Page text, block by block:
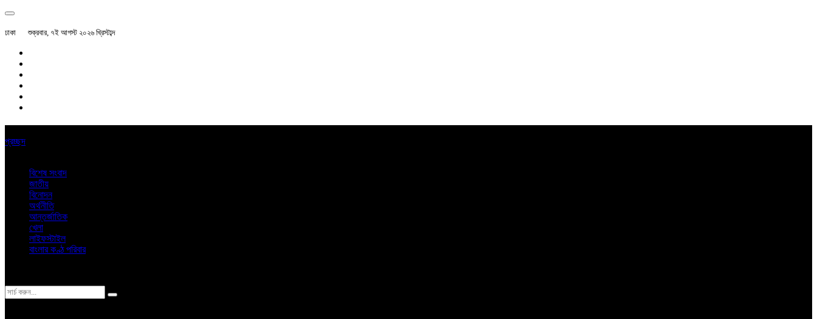
ঢাকা শুক্রবার, ৭ই আগস্ট ২০২৬ খ্রিস্টাব্দ
প্রচ্ছদ
বিশেষ সংবাদ
জাতীয়
বিনোদন
অর্থনীতি
আন্তর্জাতিক
খেলা
লাইফস্টাইল
বাংলার কণ্ঠ পরিবার